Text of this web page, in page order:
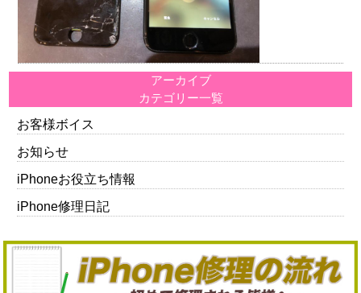
アーカイブ
カテゴリー一覧
お客様ボイス
お知らせ
iPhoneお役立ち情報
iPhone修理日記